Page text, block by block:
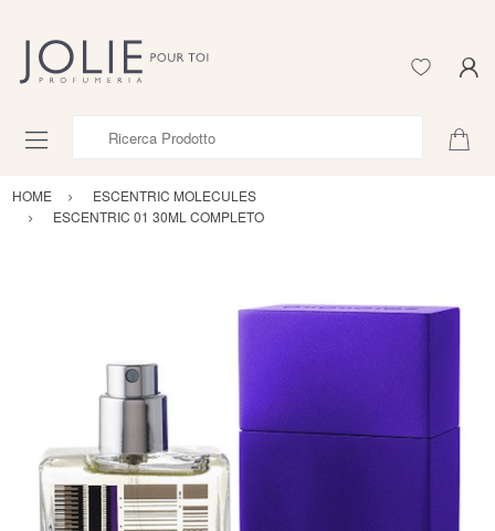
HOME
ESCENTRIC MOLECULES
ESCENTRIC 01 30ML COMPLETO